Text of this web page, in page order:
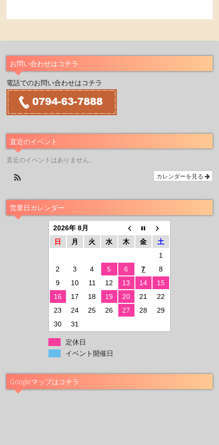
お問い合わせはコチラ
電話でのお問い合わせはコチラ
直近のイベント
直近のイベントはありません。
カレンダーを見る
営業日カレンダー
2026年 8月
日
月 火 水 木 金
土
1
2
3 4 5 6 7
8
9
10 11 12 13 14
15
16
17 18 19 20 21
22
23
24 25 26 27 28
29
30
31
定休日
イベント開催日
Googleマップはコチラ